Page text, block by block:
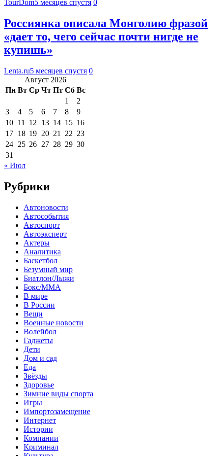
TourDom5 месяцев спустя 0
Россиянка описала Монголию фразой
«дает то, чего сейчас почти нигде не
купишь»
Lenta.ru5 месяцев спустя 0
Август 2026
Пн Вт Ср Чт Пт Сб Вс
1
2
3
4 5 6 7 8
9
10 11 12 13 14 15 16
17 18 19 20 21 22 23
24 25 26 27 28 29 30
31
« Июл
Рубрики
Автоновости
Автособытия
Автоспорт
Автоэксперт
Актеры
Аналитика
Баскетбол
Безумный мир
Биатлон/Лыжи
Бокс/MMA
В мире
В России
Вещи
Военные новости
Волейбол
Гаджеты
Дети
Дом и сад
Еда
Звёзды
Здоровье
Зимние виды спорта
Игры
Импортозамещение
Интернет
Истории
Компании
Криминал